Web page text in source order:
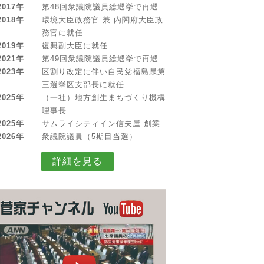
年
第48回衆議院議員総選挙で再選
年
環境大臣政務官 兼 内閣府大臣政
務官に就任
年
復興副大臣に就任
年
第49回衆議院議員総選挙で再選
年
区割り改定に伴い自民党福島県第
三選挙区支部長に就任
年
（一社）地方創生まちづくり機構
理事長
年
サムライシティイン信夫屋 創業
年
衆議院議員（5期目当選）
詳細を見る